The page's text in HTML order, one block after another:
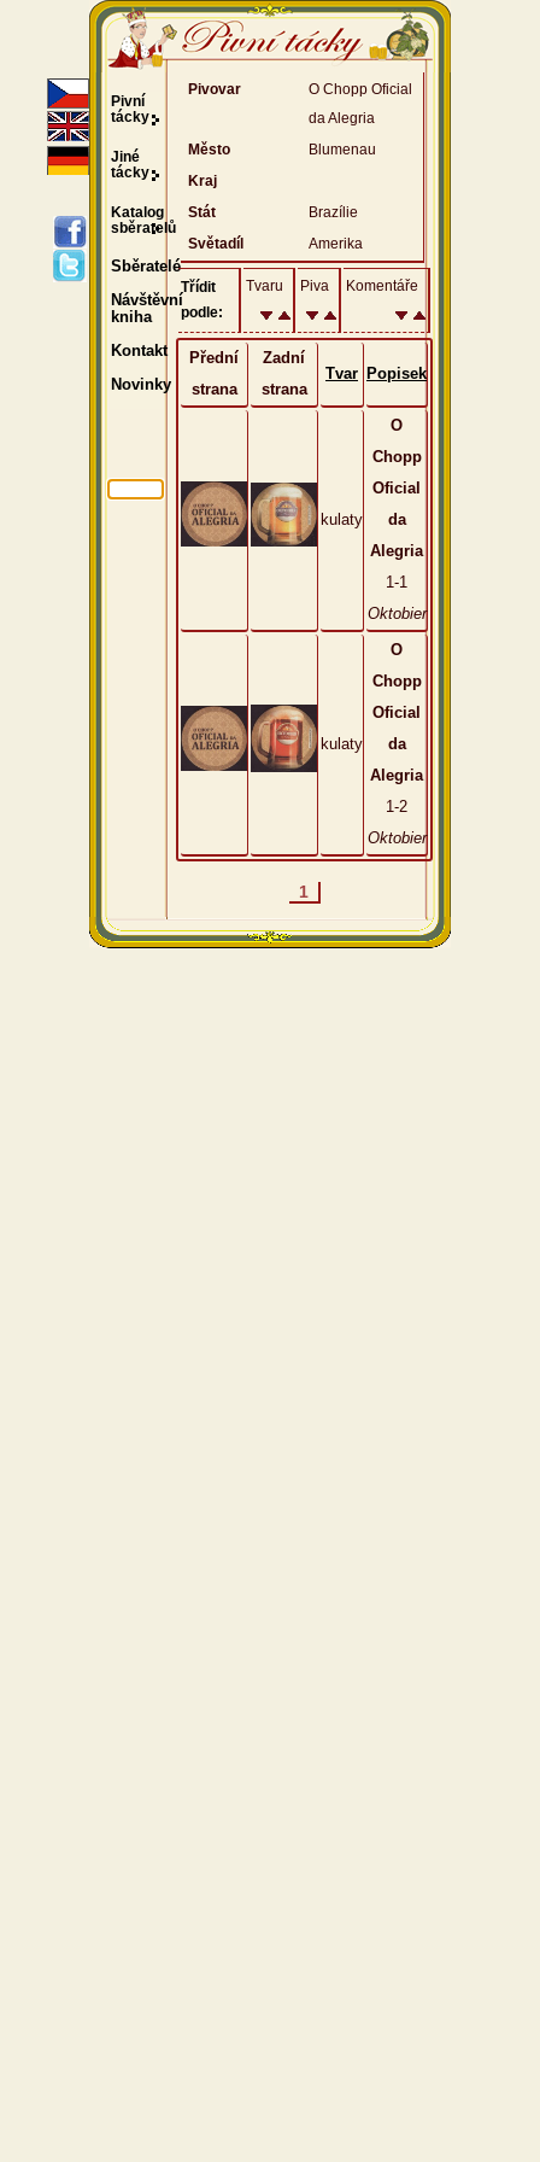
Pivovar
O Chopp Oficial
da Alegria
Město
Blumenau
Kraj
Stát
Brazílie
Světadíl
Amerika
Třídit
podle:
Tvaru Piva Komentáře
Přední
strana
Zadní
strana
Tvar Popisek
kulaty
O
Chopp
Oficial
da
Alegria
1-1
Oktobier
kulaty
O
Chopp
Oficial
da
Alegria
1-2
Oktobier
1
Pivní
tácky
Jiné
tácky
Katalog
sběratelů
Sběratelé
Návštěvní
kniha
Kontakt
Novinky